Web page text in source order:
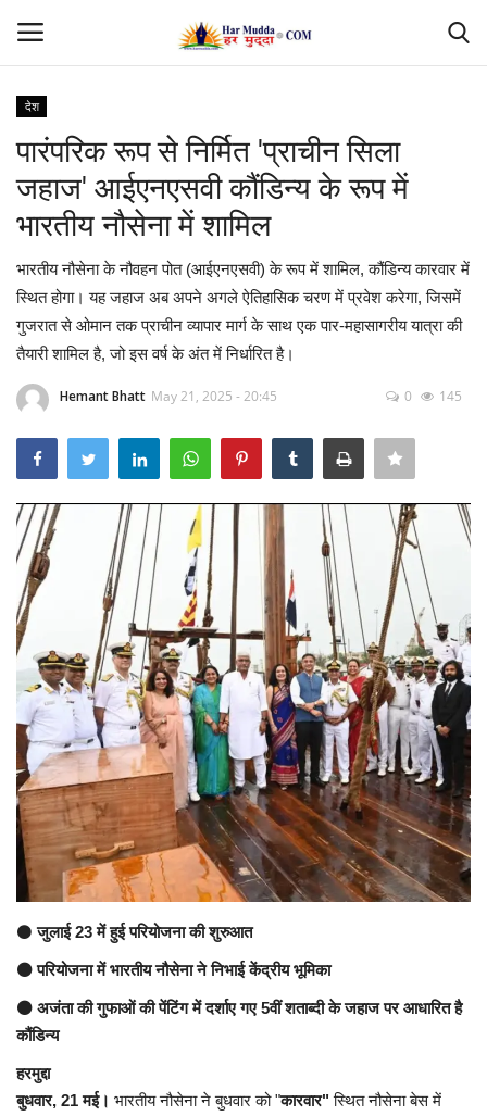
Home
देश
मध्यप्रदेश
छत्तीसगढ़
उत्तर प्रदेश
अंतर्राष्ट्रीय
कला संस्कृति
धर्म
रेलवे
शख्सियत
मनोरंजन
धर्म-संस्कृति
खेल सरोकार
यात्री सरोकार
कर्मचारी सरोकार
देश
पारंपरिक रूप से निर्मित 'प्राचीन सिला
जहाज' आईएनएसवी कौंडिन्य के रूप में
भारतीय नौसेना में शामिल
भारतीय नौसेना के नौवहन पोत (आईएनएसवी) के रूप में शामिल, कौंडिन्य कारवार में
स्थित होगा। यह जहाज अब अपने अगले ऐतिहासिक चरण में प्रवेश करेगा, जिसमें
गुजरात से ओमान तक प्राचीन व्यापार मार्ग के साथ एक पार-महासागरीय यात्रा की
तैयारी शामिल है, जो इस वर्ष के अंत में निर्धारित है।
Hemant Bhatt May 21, 2025 - 20:45 0 145
⚫जुलाई 23 में हुई परियोजना की शुरुआत
⚫ परियोजना में भारतीय नौसेना ने निभाई केंद्रीय भूमिका
⚫ अजंता की गुफाओं की पेंटिंग में दर्शाए गए 5वीं शताब्दी के जहाज पर आधारित है
कौंडिन्य
हरमुद्दा
बुधवार, 21 मई। भारतीय नौसेना ने बुधवार को "कारवार" स्थित नौसेना बेस में